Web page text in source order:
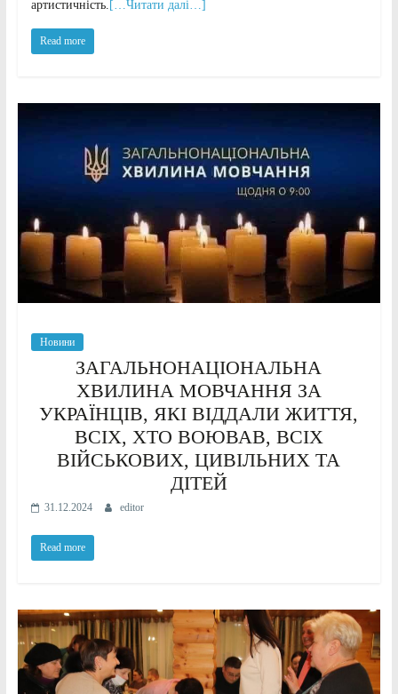
артистичність. […Читати далі…]
Read more
Новини
ЗАГАЛЬНОНАЦІОНАЛЬНА
ХВИЛИНА МОВЧАННЯ ЗА
УКРАЇНЦІВ, ЯКІ ВІДДАЛИ ЖИТТЯ,
ВСІХ, ХТО ВОЮВАВ, ВСІХ
ВІЙСЬКОВИХ, ЦИВІЛЬНИХ ТА
ДІТЕЙ
31.12.2024 editor
Read more